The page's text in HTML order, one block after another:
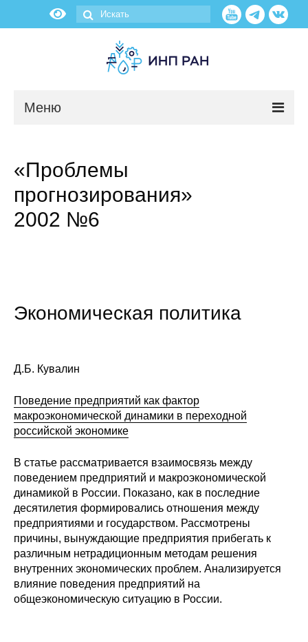
Меню
О нас
Об институте
Сотрудники
Материалы для СМИ
Научная жизнь
Издания
Проблемы прогнозирования
О журнале
Номера журналов
«Проблемы
прогнозирования»
2002 №6
Экономическая политика
Д.Б. Кувалин
Поведение предприятий как фактор
макроэкономической динамики в переходной
российской экономике
В статье рассматривается взаимосвязь между
поведением предприятий и макроэкономической
динамикой в России. Показано, как в последние
десятилетия формировались отношения между
предприятиями и государством. Рассмотрены
причины, вынуждающие предприятия прибегать к
различным нетрадиционным методам решения
внутренних экономических проблем. Анализируется
влияние поведения предприятий на
общеэкономическую ситуацию в России.